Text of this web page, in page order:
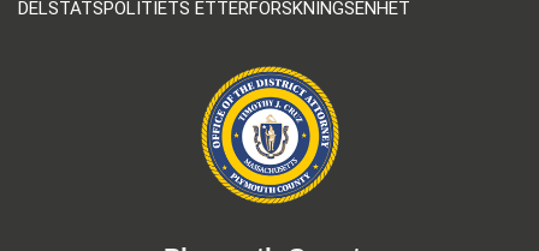
DELSTATSPOLITIETS ETTERFORSKNINGSENHET